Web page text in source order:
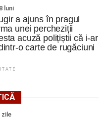
luni
a ajuns în pragul
unei percheziții
acuză polițiștii că i-ar
o carte de rugăciuni
zile